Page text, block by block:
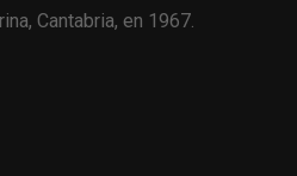
Cantabria, en 1967.